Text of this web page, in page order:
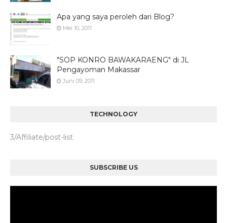
Apa yang saya peroleh dari Blog?
Mei 10, 2011
"SOP KONRO BAWAKARAENG" di JL
Pengayoman Makassar
Juni 09, 2011
TECHNOLOGY
3/Affiliate/post-list
SUBSCRIBE US